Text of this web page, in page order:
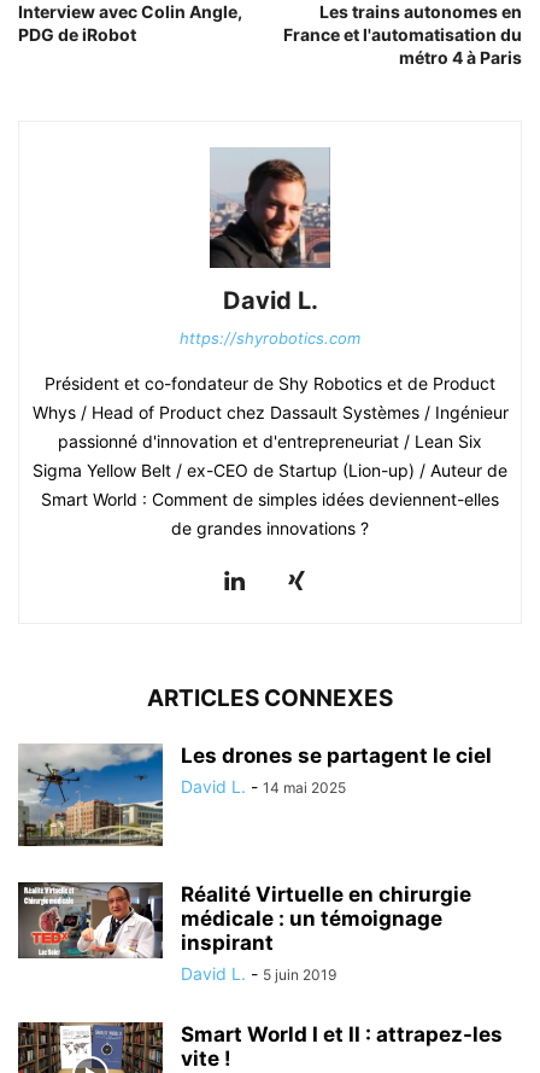
Interview avec Colin Angle,
PDG de iRobot
Les trains autonomes en
France et l'automatisation du
métro 4 à Paris
David L.
https://shyrobotics.com
Président et co-fondateur de Shy Robotics et de Product
Whys / Head of Product chez Dassault Systèmes / Ingénieur
passionné d'innovation et d'entrepreneuriat / Lean Six
Sigma Yellow Belt / ex-CEO de Startup (Lion-up) / Auteur de
Smart World : Comment de simples idées deviennent-elles
de grandes innovations ?
ARTICLES CONNEXES
Les drones se partagent le ciel
David L. - 14 mai 2025
Réalité Virtuelle en chirurgie
médicale : un témoignage
inspirant
David L. - 5 juin 2019
Smart World I et II : attrapez-les
vite !